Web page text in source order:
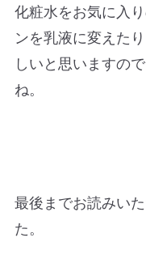
化粧水をお気に入
ンを乳液に変えた
しいと思いますの
ね。
最後までお読みい
た。